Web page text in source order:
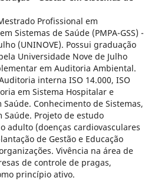
Profissional em
Sistemas de Saúde (PMPA-GSS) -
(UNINOVE). Possui graduação
Universidade Nove de Julho
em Auditoria Ambiental.
interna ISO 14.000, ISO
em Sistema Hospitalar e
Saúde. Conhecimento de Sistemas,
Saúde. Projeto de estudo
adulto (doenças cardiovasculares
de Gestão e Educação
Vivência na área de
de controle de pragas,
princípio ativo.